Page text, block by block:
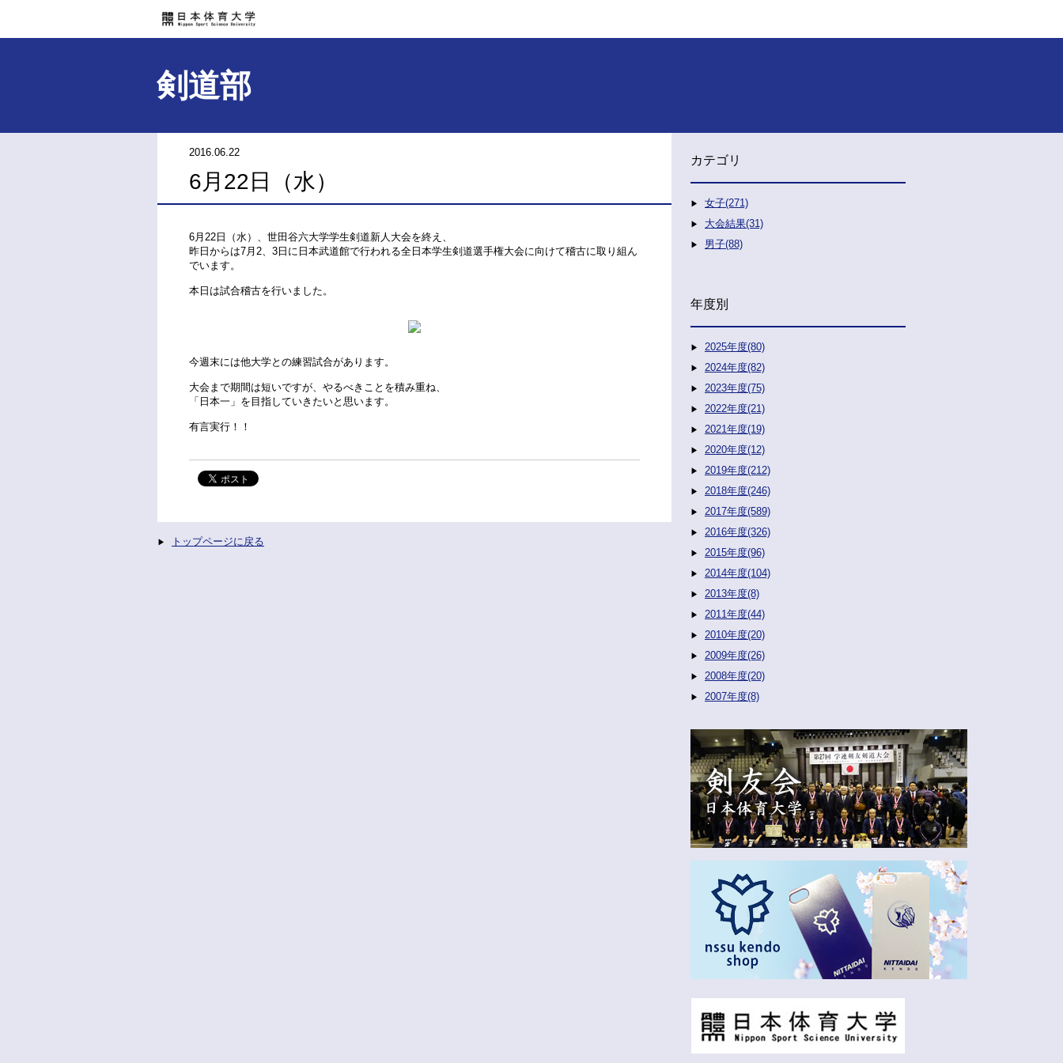
剣道部
2016.06.22
6月22日（水）
6月22日（水）、世田谷六大学学生剣道新人大会を終え、
昨日からは7月2、3日に日本武道館で行われる全日本学生剣道選手権大会に向けて稽古に取り組ん
でいます。
本日は試合稽古を行いました。
今週末には他大学との練習試合があります。
大会まで期間は短いですが、やるべきことを積み重ね、
「日本一」を目指していきたいと思います。
有言実行！！
トップページに戻る
カテゴリ
女子(271)
大会結果(31)
男子(88)
年度別
2025年度(80)
2024年度(82)
2023年度(75)
2022年度(21)
2021年度(19)
2020年度(12)
2019年度(212)
2018年度(246)
2017年度(589)
2016年度(326)
2015年度(96)
2014年度(104)
2013年度(8)
2011年度(44)
2010年度(20)
2009年度(26)
2008年度(20)
2007年度(8)